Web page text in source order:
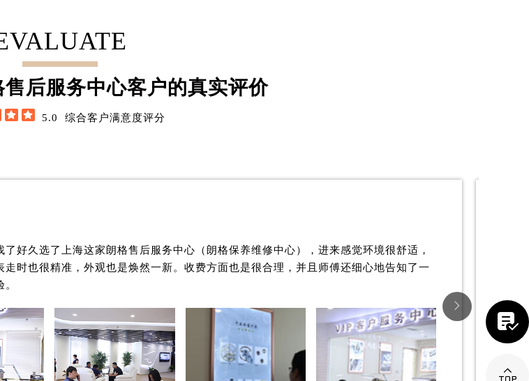
）
预约）
室（需提前预约）
需提前预约）
需提前预约）
室（需提前预约）
需提前预约）
字楼（鄂尔多斯大厦）23层2326室（需提前预约）
室（需提前预约）
层01室（需提前预约）
约）
约）
约）
预约）
售后服务中心客户的真实评价
  5.0 综合客户满意度评分
好久选了上海这家朗格售后服务中心（朗格保养维修中心），进来感觉环境很舒适，
时也很精准，外观也是焕然一新。收费方面也是很合理，并且师傅还细心地告知了一


